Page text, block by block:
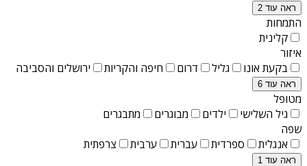
ראה עוד 2
התמחות
קלינית
איזור
בקעת אונו
גליל דרום חיפה והקריות ירושלים והסביבה
ראה עוד 6
מטופל
גיל השלישי
ילדים מבוגרים
מתבגרים
שפה
אנגלית
ספרדית עברית ערבית צרפתית
ראה עוד 1